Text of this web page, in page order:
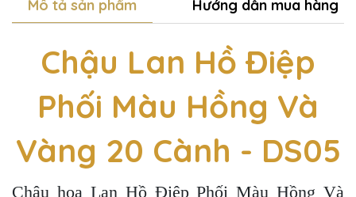
Mô tả sản phẩm Hướng dẫn mua hàng
Chậu Lan Hồ Điệp
Phối Màu Hồng Và
Vàng 20 Cành - DS05
Chậu hoa Lan Hồ Điệp Phối Màu Hồng Và